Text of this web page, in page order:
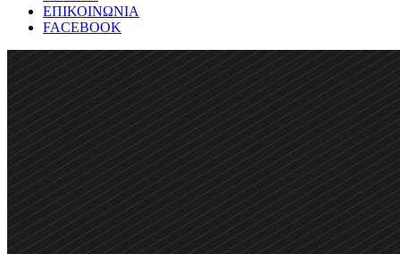
ΕΠΙΚΟΙΝΩΝΙΑ
FACEBOOK